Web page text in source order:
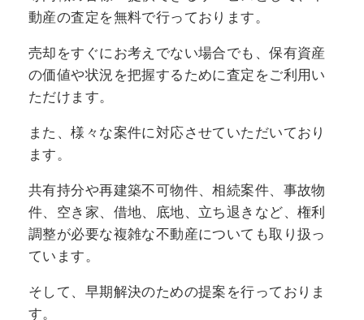
動産の査定を無料で行っております。
売却をすぐにお考えでない場合でも、保有資産
の価値や状況を把握するために査定をご利用い
ただけます。
また、様々な案件に対応させていただいており
ます。
共有持分や再建築不可物件、相続案件、事故物
件、空き家、借地、底地、立ち退きなど、権利
調整が必要な複雑な不動産についても取り扱っ
ています。
そして、早期解決のための提案を行っておりま
す。